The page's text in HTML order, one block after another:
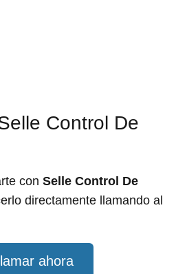
Control De
con Selle Control De
directamente llamando al
ahora